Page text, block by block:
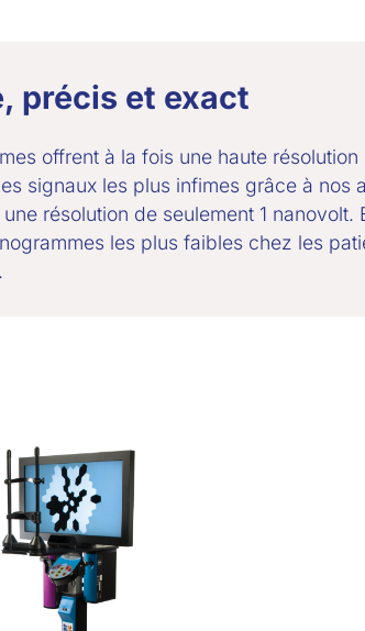
précis et exact
offrent à la fois une haute
signaux les plus infimes grâce à nos
résolution de seulement 1 nanovolt.
les plus faibles chez les